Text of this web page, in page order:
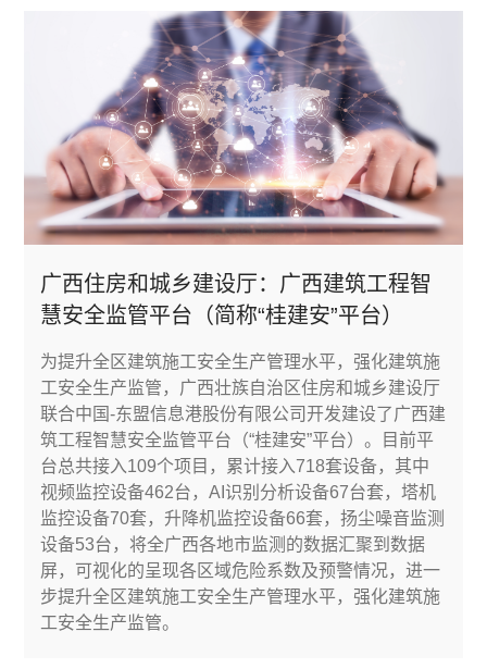
广西住房和城乡建设厅：广西建筑工程智
慧安全监管平台（简称“桂建安”平台）
为提升全区建筑施工安全生产管理水平，强化建筑施
工安全生产监管，广西壮族自治区住房和城乡建设厅
联合中国-东盟信息港股份有限公司开发建设了广西建
筑工程智慧安全监管平台（“桂建安”平台）。目前平
台总共接入109个项目，累计接入718套设备，其中
视频监控设备462台，AI识别分析设备67台套，塔机
监控设备70套，升降机监控设备66套，扬尘噪音监测
设备53台，将全广西各地市监测的数据汇聚到数据
屏，可视化的呈现各区域危险系数及预警情况，进一
步提升全区建筑施工安全生产管理水平，强化建筑施
工安全生产监管。